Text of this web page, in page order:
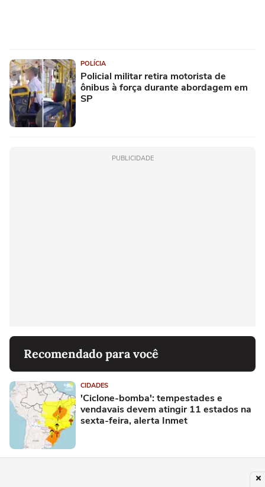
POLÍCIA
Policial militar retira motorista de
ônibus à força durante abordagem em
SP
PUBLICIDADE
Recomendado para você
CIDADES
'Ciclone-bomba': tempestades e
vendavais devem atingir 11 estados na
sexta-feira, alerta Inmet